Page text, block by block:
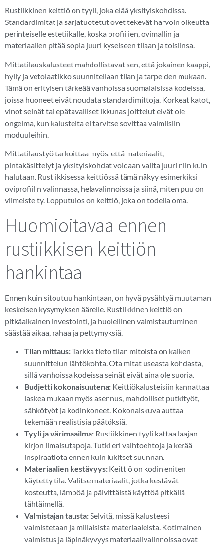
Rustiikkinen keittiö on tyyli, joka elää yksityiskohdissa.
Standardimitat ja sarjatuotetut ovet tekevät harvoin oikeutta
perinteiselle estetiikalle, koska profiilien, ovimallin ja
materiaalien pitää sopia juuri kyseiseen tilaan ja toisiinsa.
Mittatilauskalusteet mahdollistavat sen, että jokainen kaappi,
hylly ja vetolaatikko suunnitellaan tilan ja tarpeiden mukaan.
Tämä on erityisen tärkeää vanhoissa suomalaisissa kodeissa,
joissa huoneet eivät noudata standardimittoja. Korkeat katot,
vinot seinät tai epätavalliset ikkunasijoittelut eivät ole
ongelma, kun kalusteita ei tarvitse sovittaa valmiisiin
moduuleihin.
Mittatilaustyö tarkoittaa myös, että materiaalit,
pintakäsittelyt ja yksityiskohdat voidaan valita juuri niin kuin
halutaan. Rustiikkisessa keittiössä tämä näkyy esimerkiksi
oviprofiilin valinnassa, helavalinnoissa ja siinä, miten puu on
viimeistelty. Lopputulos on keittiö, joka on todella oma.
Huomioitavaa ennen
rustiikkisen keittiön
hankintaa
Ennen kuin sitoutuu hankintaan, on hyvä pysähtyä muutaman
keskeisen kysymyksen äärelle. Rustiikkinen keittiö on
pitkäaikainen investointi, ja huolellinen valmistautuminen
säästää aikaa, rahaa ja pettymyksiä.
Tilan mittaus:Tarkka tieto tilan mitoista on kaiken
suunnittelun lähtökohta. Ota mitat useasta kohdasta,
sillä vanhoissa kodeissa seinät eivät aina ole suoria.
Budjetti kokonaisuutena: Keittiökalusteisiin kannattaa
laskea mukaan myös asennus, mahdolliset putkityöt,
sähkötyöt ja kodinkoneet. Kokonaiskuva auttaa
tekemään realistisia päätöksiä.
Tyyli ja värimaailma: Rustiikkinen tyyli kattaa laajan
kirjon ilmaisutapoja. Tutki eri vaihtoehtoja ja kerää
inspiraatiota ennen kuin lukitset suunnan.
Materiaalien kestävyys: Keittiö on kodin eniten
käytetty tila. Valitse materiaalit, jotka kestävät
kosteutta, lämpöä ja päivittäistä käyttöä pitkällä
tähtäimellä.
Valmistajan tausta:Selvitä, missä kalusteesi
valmistetaan ja millaisista materiaaleista. Kotimainen
valmistus ja läpinäkyvyys materiaalivalinnoissa ovat